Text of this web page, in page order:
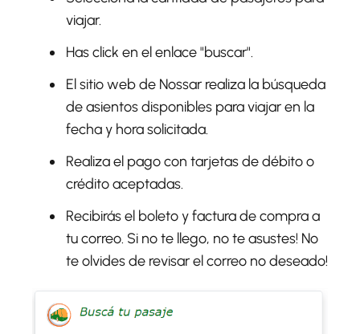
viajar.
Has click en el enlace "buscar".
El sitio web de Nossar realiza la búsqueda
de asientos disponibles para viajar en la
fecha y hora solicitada.
Realiza el pago con tarjetas de débito o
crédito aceptadas.
Recibirás el boleto y factura de compra a
tu correo. Si no te llego, no te asustes! No
te olvides de revisar el correo no deseado!